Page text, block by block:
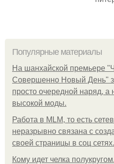
Популярные материалы
На шанхайской премьере
Совершенно Новый День"
просто очередной наряд, а
высокой моды.
Работа в MLM, то есть
неразрывно связана с
своей страницы в соц сетях.
Кому идет челка